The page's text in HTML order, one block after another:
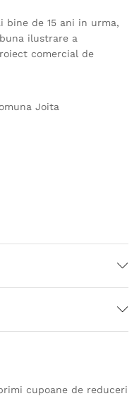
garanteaza calitatea
producatori
bine de 15 ani in urma,
ilustrare a
comercial de
Joita
cupoane de reduceri